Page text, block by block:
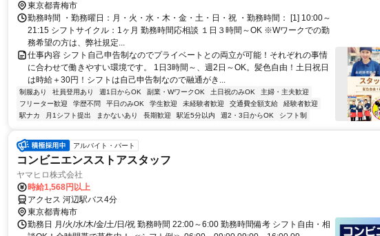
東京都青梅市
勤務時間 ・勤務曜日：月・火・水・木・金・土・日・祝 ・勤務時間： [1] 10:00～
21:15 シフトサイクル：1ヶ月 勤務時間応相談 １日３時間～OK ※Wワークでの勤
務希望の方は、弊社規定...
仕事内容 シフト自己申告制なのでプライベートとの両立が可能！それぞれの事情
に合わせて働きやすい環境です。 1日3時間～、週2日～OK。髪色自由！土日祝日
は時給＋30円！シフトは自己申告制なので融通がき...
制服あり 社員登用あり 週1日からOK 副業・WワークOK 土日祝のみOK
主婦・主夫歓迎
フリーター歓迎
学歴不問 平日のみOK 学生歓迎 未経験者歓迎 交通費全額支給
経験者歓迎
駅ナカ
月1シフト提出 まかないあり 長期歓迎 駅近5分以内 週2・3日からOK シフト制
アルバイト・パート
コンビニエンスストアスタッフ
ヤマヒロ株式会社
時給1,568円以上
アクセス 河辺駅バス4分
東京都青梅市
勤務日 月/火/水/木/金/土/日/祝 勤務時間 22:00～6:00 勤務時間備考 シフト自由・相